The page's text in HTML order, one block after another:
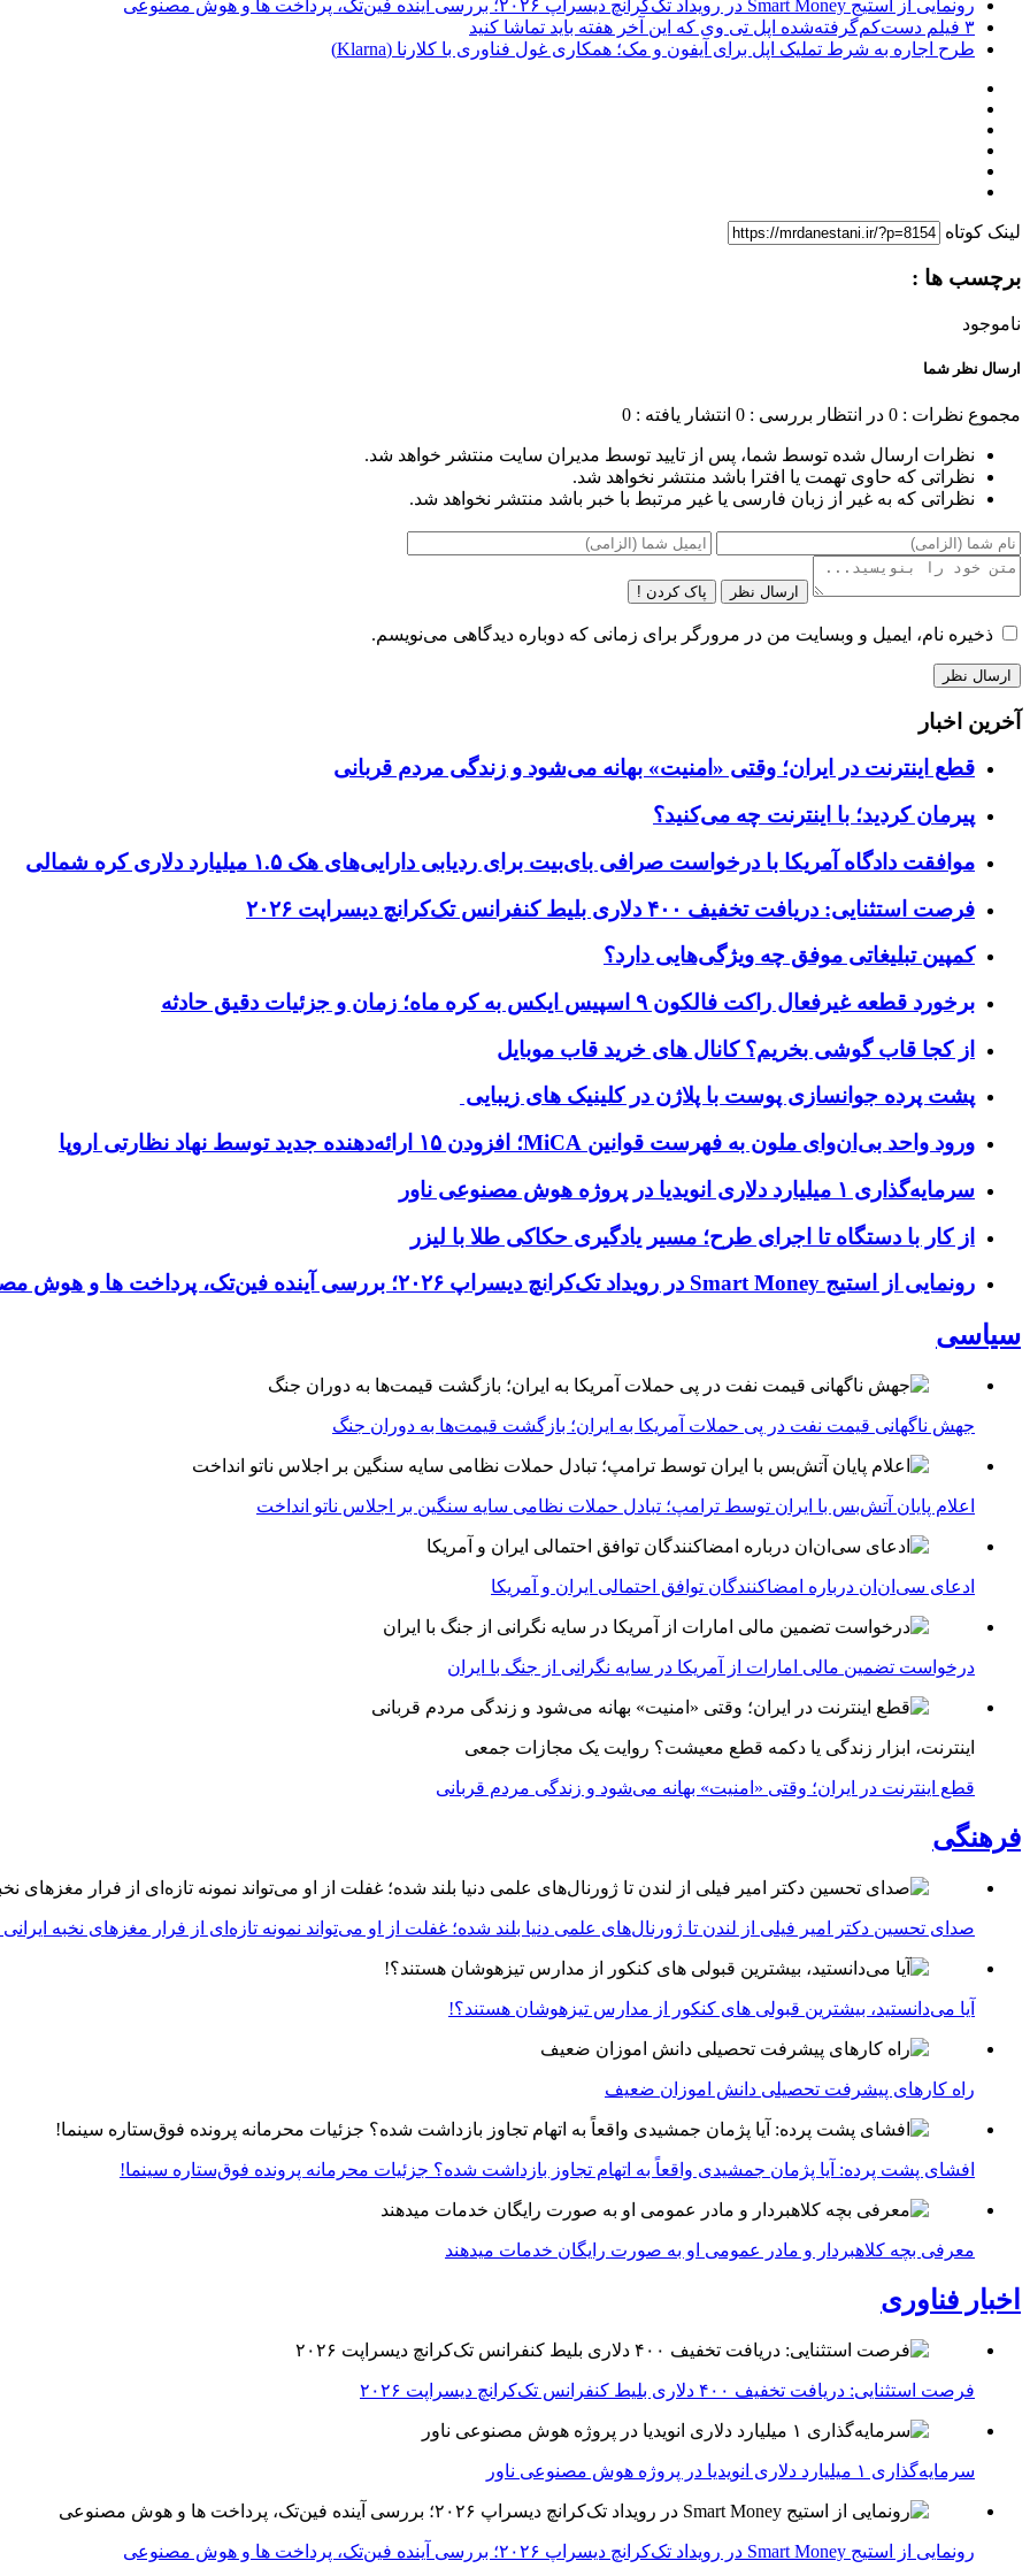
رونمایی از استیج Smart Money در رویداد تک‌کرانچ دیسراپ ۲۰۲۶؛ بررسی آینده فین‌تک، پرداخت‌ ها و هوش مصنوعی
۳ فیلم دست‌کم‌گرفته‌شده اپل تی وی که این آخر هفته باید تماشا کنید
طرح اجاره به شرط تملیک اپل برای آیفون و مک؛ همکاری غول فناوری با کلارنا (Klarna)
لینک کوتاه
برچسب ها :
ناموجود
ارسال نظر شما
مجموع نظرات : 0 در انتظار بررسی : 0 انتشار یافته : 0
نظرات ارسال شده توسط شما، پس از تایید توسط مدیران سایت منتشر خواهد شد.
نظراتی که حاوی تهمت یا افترا باشد منتشر نخواهد شد.
نظراتی که به غیر از زبان فارسی یا غیر مرتبط با خبر باشد منتشر نخواهد شد.
ارسال نظر پاک کردن !
ذخیره نام، ایمیل و وبسایت من در مرورگر برای زمانی که دوباره دیدگاهی می‌نویسم.
آخرین اخبار
قطع اینترنت در ایران؛ وقتی «امنیت» بهانه می‌شود و زندگی مردم قربانی
پیرمان کردید؛ با اینترنت چه می‌کنید؟
موافقت دادگاه آمریکا با درخواست صرافی بای‌بیت برای ردیابی دارایی‌های هک ۱.۵ میلیارد دلاری کره شمالی
فرصت استثنایی: دریافت تخفیف ۴۰۰ دلاری بلیط کنفرانس تک‌کرانچ دیسراپت ۲۰۲۶
کمپین تبلیغاتی موفق چه ویژگی‌هایی دارد؟
برخورد قطعه غیرفعال راکت فالکون ۹ اسپیس ایکس به کره ماه؛ زمان و جزئیات دقیق حادثه
از کجا قاب گوشی بخریم؟ کانال های خرید قاب موبایل
پشت پرده جوانسازی پوست با پلاژن در کلینیک های زیبایی
ورود واحد بی‌ان‌وای ملون به فهرست قوانین MiCA؛ افزودن ۱۵ ارائه‌دهنده جدید توسط نهاد نظارتی اروپا
سرمایه‌گذاری ۱ میلیارد دلاری انویدیا در پروژه هوش مصنوعی ناور
از کار با دستگاه تا اجرای طرح؛ مسیر یادگیری حکاکی طلا با لیزر
رونمایی از استیج Smart Money در رویداد تک‌کرانچ دیسراپ ۲۰۲۶؛ بررسی آینده فین‌تک، پرداخت‌ ها و هوش مصنوعی
سیاسی
جهش ناگهانی قیمت نفت در پی حملات آمریکا به ایران؛ بازگشت قیمت‌ها به دوران جنگ
اعلام پایان آتش‌بس با ایران توسط ترامپ؛ تبادل حملات نظامی سایه سنگین بر اجلاس ناتو انداخت
ادعای سی‌ان‌ان درباره امضاکنندگان توافق احتمالی ایران و آمریکا
درخواست تضمین مالی امارات از آمریکا در سایه نگرانی از جنگ با ایران
اینترنت، ابزار زندگی یا دکمه قطع معیشت؟ روایت یک مجازات جمعی
قطع اینترنت در ایران؛ وقتی «امنیت» بهانه می‌شود و زندگی مردم قربانی
فرهنگی
صدای تحسین دکتر امیر فیلی از لندن تا ژورنال‌های علمی دنیا بلند شده؛ غفلت از او می‌تواند نمونه تازه‌ای از فرار مغزهای نخبه ایرانی
آیا می‌دانستید، بیشترین قبولی های کنکور از مدارس تیزهوشان هستند؟!
راه کارهای پیشرفت تحصیلی دانش اموزان ضعیف
افشای پشت پرده: آیا پژمان جمشیدی واقعاً به اتهام تجاوز بازداشت شده؟ جزئیات محرمانه پرونده فوق‌ستاره سینما!
معرفی بچه کلاهبردار و مادر عمومی او به صورت رایگان خدمات میدهند
اخبار فناوری
فرصت استثنایی: دریافت تخفیف ۴۰۰ دلاری بلیط کنفرانس تک‌کرانچ دیسراپت ۲۰۲۶
سرمایه‌گذاری ۱ میلیارد دلاری انویدیا در پروژه هوش مصنوعی ناور
رونمایی از استیج Smart Money در رویداد تک‌کرانچ دیسراپ ۲۰۲۶؛ بررسی آینده فین‌تک، پرداخت‌ ها و هوش مصنوعی